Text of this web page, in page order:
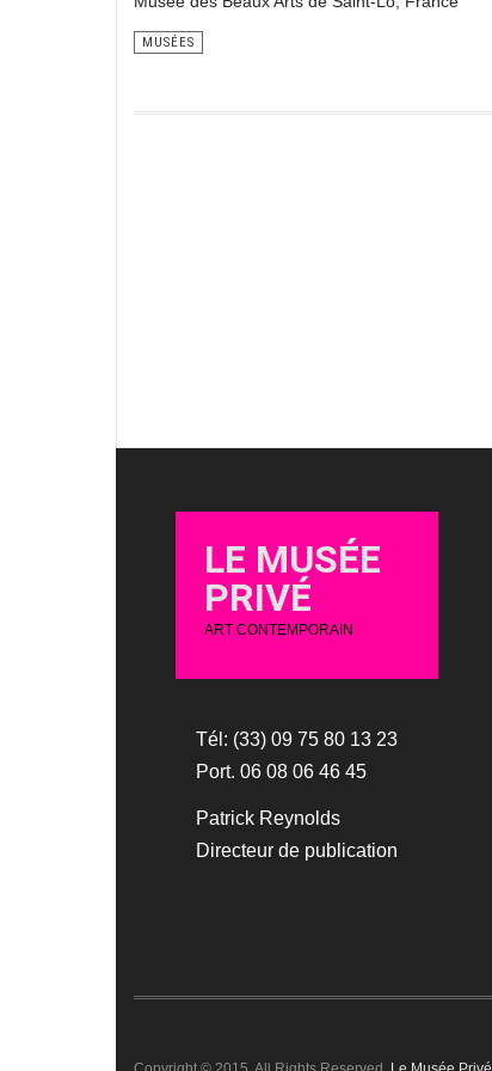
MUSÉES
LE MUSÉE
PRIVÉ
ART CONTEMPORAIN
Tél: (33) 09 75 80 13 23
Port. 06 08 06 46 45
Patrick Reynolds
Directeur de publication